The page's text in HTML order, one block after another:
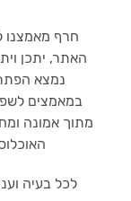
חרף מאמצנו
האתר, יתכן
נמצא
במאמצים
מתוך אמונה
לכל בעיה ועניין